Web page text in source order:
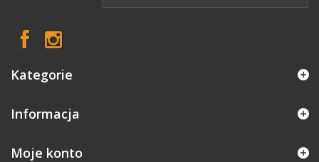
Kategorie
Informacja
Moje konto